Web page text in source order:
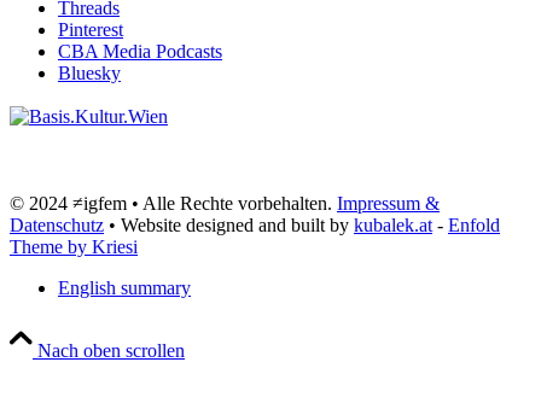
Threads
Pinterest
CBA Media Podcasts
Bluesky
© 2024 ≠igfem • Alle Rechte vorbehalten. Impressum &
Datenschutz • Website designed and built by kubalek.at - Enfold
Theme by Kriesi
English summary
Nach oben scrollen